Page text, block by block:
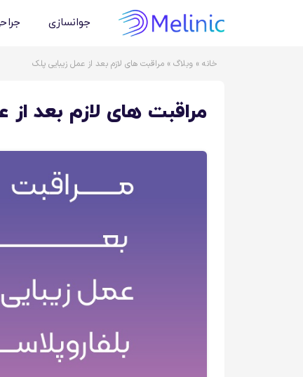
جوانسازی
خانه » وبلاگ » مراقبت های لازم بعد از عمل زیبایی پلک
مراقبت های لازم بعد از